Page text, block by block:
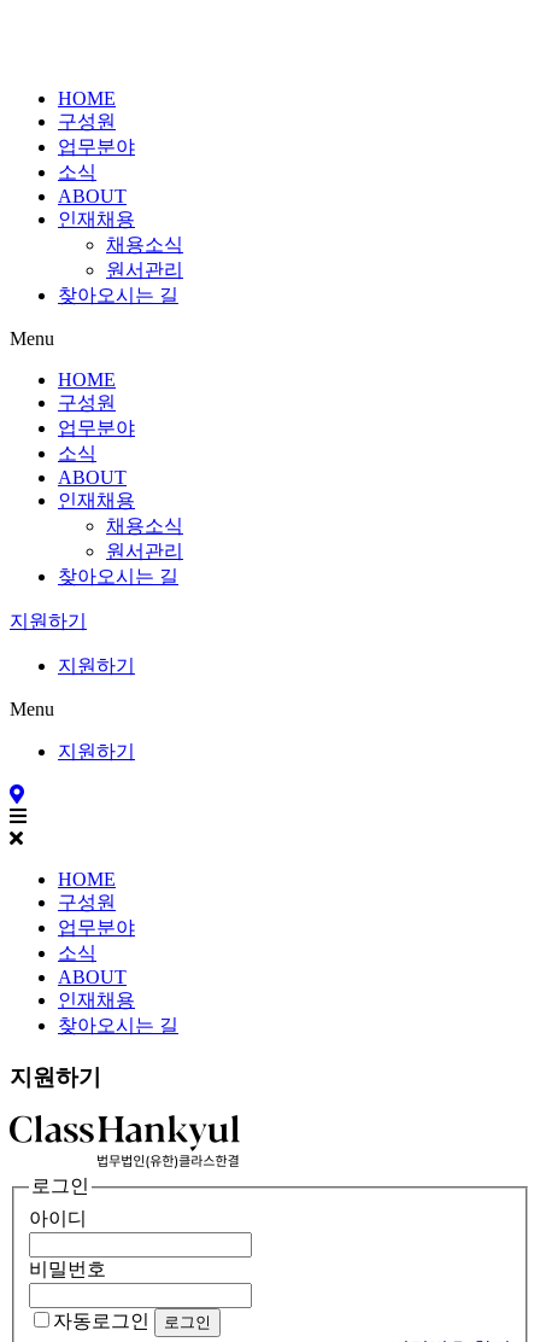
HOME
구성원
업무분야
소식
ABOUT
인재채용
채용소식
원서관리
찾아오시는 길
Menu
HOME
구성원
업무분야
소식
ABOUT
인재채용
채용소식
원서관리
찾아오시는 길
지원하기
지원하기
Menu
지원하기
HOME
구성원
업무분야
소식
ABOUT
인재채용
찾아오시는 길
지원하기
로그인
아이디
비밀번호
자동로그인